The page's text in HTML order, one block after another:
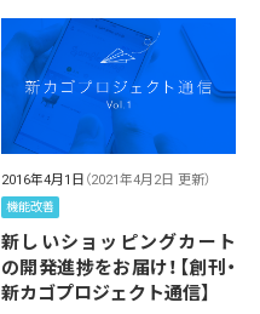
2016年4月1日 （2021年4月2日 更新）
機能改善
新しいショッピングカート
の開発進捗をお届け！【創刊・
新カゴプロジェクト通信】